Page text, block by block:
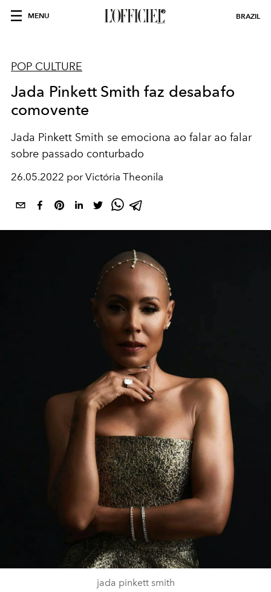
MENU BRAZIL
POP CULTURE
Jada Pinkett Smith faz desabafo
comovente
Jada Pinkett Smith se emociona ao falar ao falar
sobre passado conturbado
26.05.2022 por Victória Theonila
jada pinkett smith